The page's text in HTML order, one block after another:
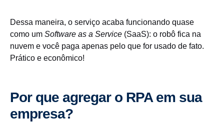
Dessa maneira, o serviço acaba funcionando quase
como um Software as a Service (SaaS): o robô fica na
nuvem e você paga apenas pelo que for usado de fato.
Prático e econômico!
Por que agregar o RPA em sua
empresa?